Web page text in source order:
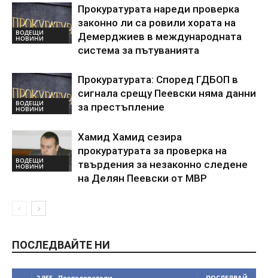
ВОДЕЩИ
НОВИНИ
Прокуратурата нареди проверка
законно ли са ровили хората на
Демерджиев в международната
система за пътуванията
ВОДЕЩИ
НОВИНИ
Прокуратурата: Според ГДБОП в
сигнала срещу Пеевски няма данни
за престъпление
ВОДЕЩИ
НОВИНИ
Хамид Хамид сезира
прокуратурата за проверка на
твърдения за незаконно следене
на Делян Пеевски от МВР
ПОСЛЕДВАЙТЕ НИ